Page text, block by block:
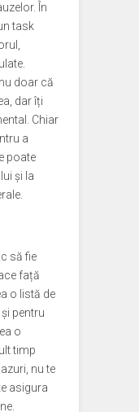
În
task
doar că
dar îți
Chiar
a
poate
și la
să fie
față
o listă de
pentru
o
timp
nu te
asigura